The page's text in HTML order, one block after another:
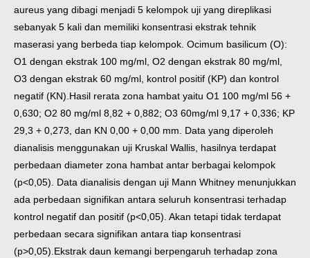
aureus yang dibagi menjadi 5 kelompok uji yang direplikasi
sebanyak 5 kali dan memiliki konsentrasi ekstrak tehnik
maserasi yang berbeda tiap kelompok. Ocimum basilicum (O):
O1 dengan ekstrak 100 mg/ml, O2 dengan ekstrak 80 mg/ml,
O3 dengan ekstrak 60 mg/ml, kontrol positif (KP) dan kontrol
negatif (KN). Hasil rerata zona hambat yaitu O1 100 mg/ml 56 +
0,630; O2 80 mg/ml 8,82 + 0,882; O3 60mg/ml 9,17 + 0,336; KP
29,3 + 0,273, dan KN 0,00 + 0,00 mm. Data yang diperoleh
dianalisis menggunakan uji Kruskal Wallis, hasilnya terdapat
perbedaan diameter zona hambat antar berbagai kelompok
(p<0,05). Data dianalisis dengan uji Mann Whitney menunjukkan
ada perbedaan signifikan antara seluruh konsentrasi terhadap
kontrol negatif dan positif (p<0,05). Akan tetapi tidak terdapat
perbedaan secara signifikan antara tiap konsentrasi
(p>0,05). Ekstrak daun kemangi berpengaruh terhadap zona